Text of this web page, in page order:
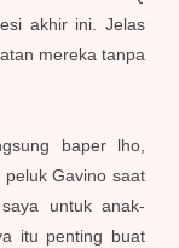
akhir ini. Jelas
mereka tanpa
baper lho,
Gavino saat
untuk anak-
itu penting buat